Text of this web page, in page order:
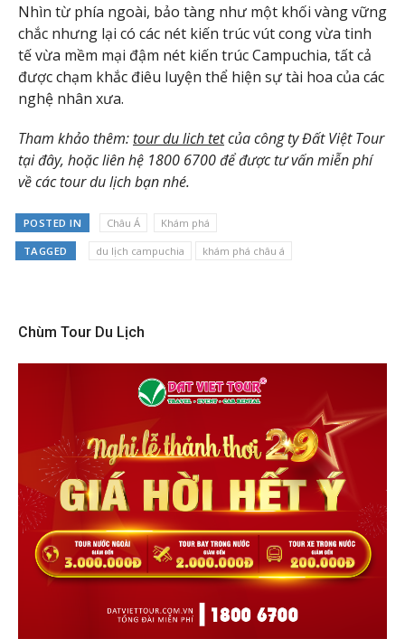
Nhìn từ phía ngoài, bảo tàng như một khối vàng vững
chắc nhưng lại có các nét kiến trúc vút cong vừa tinh
tế vừa mềm mại đậm nét kiến trúc Campuchia, tất cả
được chạm khắc điêu luyện thể hiện sự tài hoa của các
nghệ nhân xưa.
Tham khảo thêm:tour du lich tetcủa công ty Đất Việt Tour
tại đây, hoặc liên hệ 1800 6700 để được tư vấn miễn phí
về các tour du lịch bạn nhé.
POSTED IN Châu Á Khám phá
TAGGED du lịch campuchia khám phá châu á
Chùm Tour Du Lịch